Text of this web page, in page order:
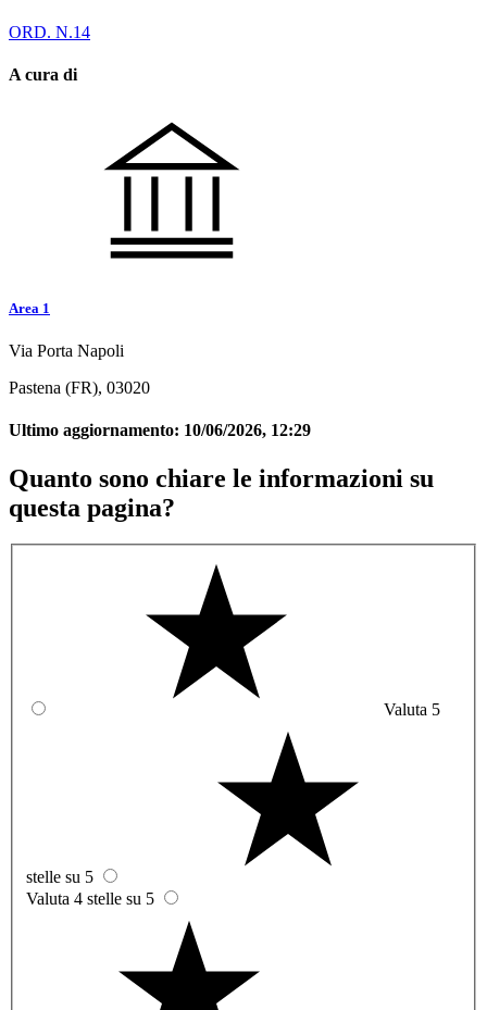
ORD. N.14
A cura di
Area 1
Via Porta Napoli
Pastena (FR), 03020
Ultimo aggiornamento: 10/06/2026, 12:29
Quanto sono chiare le informazioni su
questa pagina?
Valuta 5
stelle su 5
Valuta 4 stelle su 5